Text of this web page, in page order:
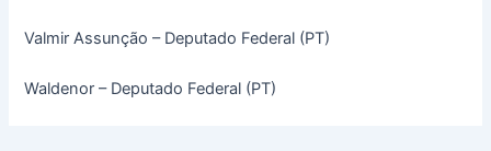
Valmir Assunção – Deputado Federal (PT)
Waldenor – Deputado Federal (PT)